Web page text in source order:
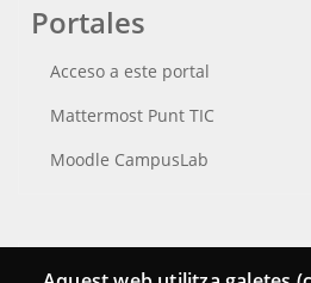
Portales
Acceso a este portal
Mattermost Punt TIC
Moodle CampusLab
Conecta